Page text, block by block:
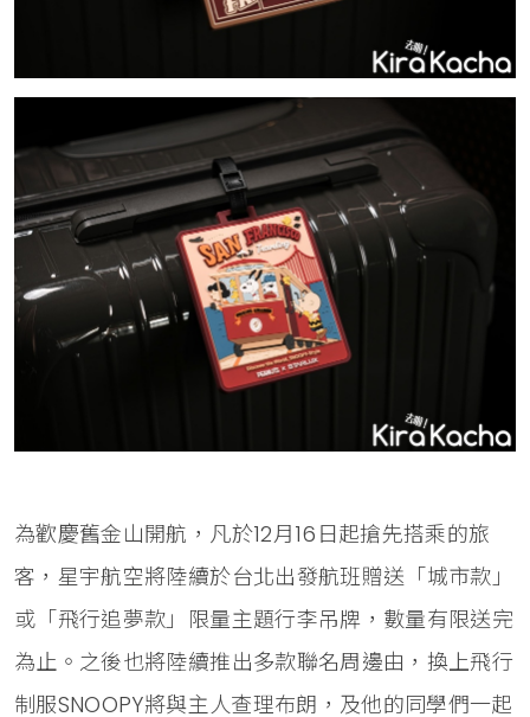
為歡慶舊金山開航，凡於12月16日起搶先搭乘的旅
客，星宇航空將陸續於台北出發航班贈送「城市款」
或「飛行追夢款」限量主題行李吊牌，數量有限送完
為止。之後也將陸續推出多款聯名周邊由，換上飛行
制服SNOOPY將與主人查理布朗，及他的同學們一起